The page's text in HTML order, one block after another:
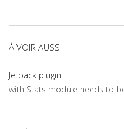
À VOIR AUSSI
Jetpack plugin
with Stats module needs to